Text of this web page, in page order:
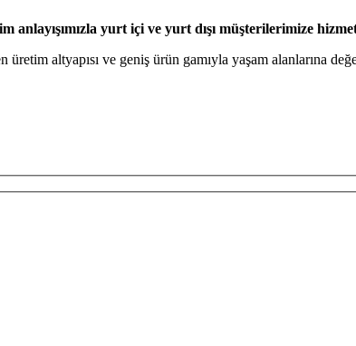
yurt içi ve yurt dışı müşterilerimize
altyapısı ve geniş ürün gamıyla yaşam alanlarına